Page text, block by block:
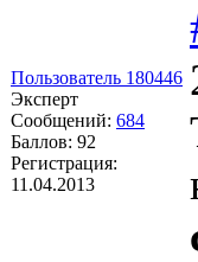
Пользователь 180446
Эксперт
Сообщений: 684
Баллов: 92
Регистрация:
11.04.2013